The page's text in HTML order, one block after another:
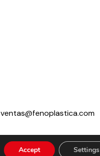
ventas@fenoplastica.com
Accept Settings